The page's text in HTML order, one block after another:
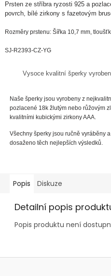
Prsten ze stříbra ryzosti 925 a
povrch, bílé zirkony s fazetovým
Rozměry prstenu: Šířka 10,7 mm,
SJ-R2393-CZ-YG
Vysoce kvalitní šperky
Naše šperky jsou vyrobeny z
pozlacené 18k žlutým nebo růžovým
kvalitními kubickými zirkony AAA.
Všechny šperky jsou ručně vyráběny
dosaženo těch nejlepších výsledků.
Popis Diskuze
Detailní popis
Popis produktu není
Z